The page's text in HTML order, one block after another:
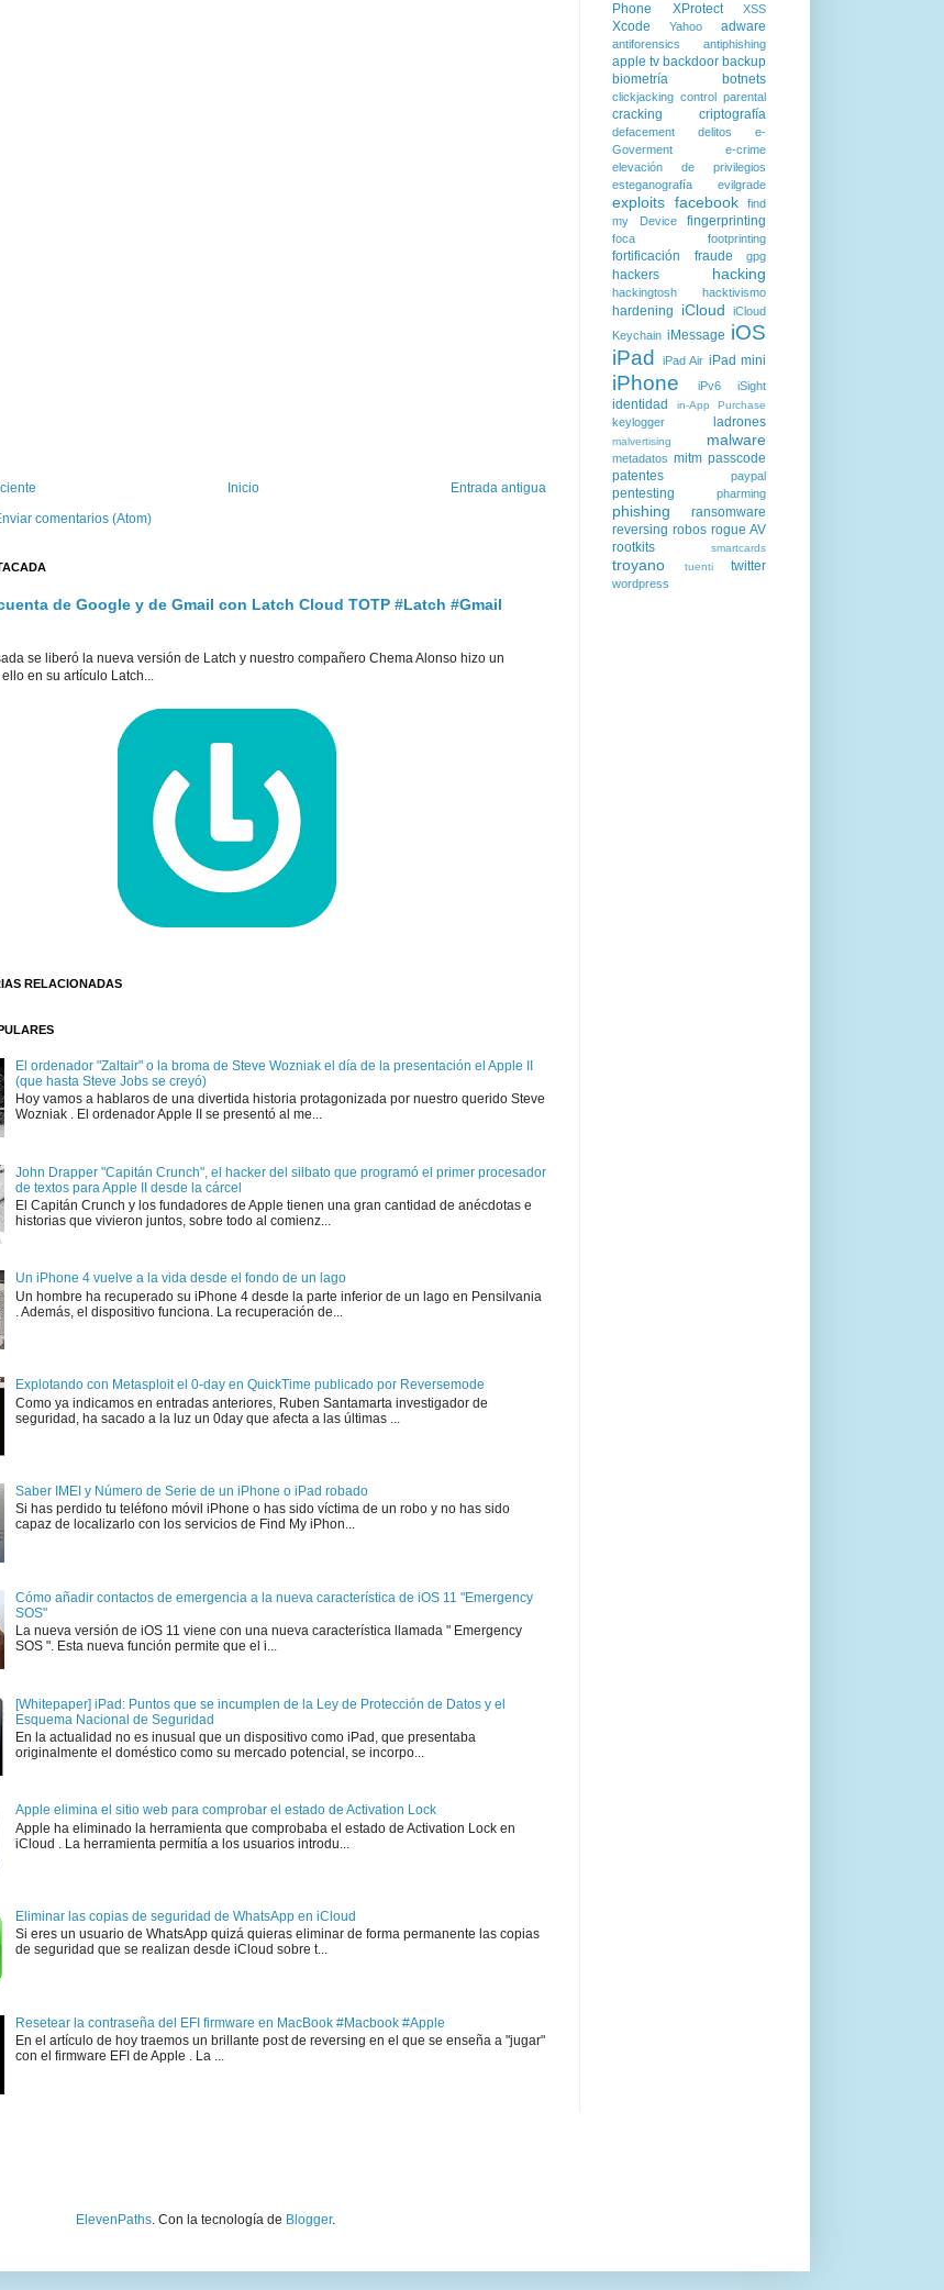
Entrada antigua
Inicio
comentarios (Atom)
de Google y de Gmail con Latch Cloud TOTP #Latch #Gmail
se liberó la nueva versión de Latch y nuestro compañero Chema Alonso hizo un
en su artículo Latch...
RELACIONADAS
El ordenador "Zaltair" o la broma de Steve Wozniak el día de la presentación el Apple II
(que hasta Steve Jobs se creyó)
Hoy vamos a hablaros de una divertida historia protagonizada por nuestro querido Steve
Wozniak . El ordenador Apple II se presentó al me...
John Drapper "Capitán Crunch", el hacker del silbato que programó el primer procesador
de textos para Apple II desde la cárcel
El Capitán Crunch y los fundadores de Apple tienen una gran cantidad de anécdotas e
historias que vivieron juntos, sobre todo al comienz...
Un iPhone 4 vuelve a la vida desde el fondo de un lago
Un hombre ha recuperado su iPhone 4 desde la parte inferior de un lago en Pensilvania
. Además, el dispositivo funciona. La recuperación de...
Explotando con Metasploit el 0-day en QuickTime publicado por Reversemode
Como ya indicamos en entradas anteriores, Ruben Santamarta investigador de
seguridad, ha sacado a la luz un 0day que afecta a las últimas ...
Saber IMEI y Número de Serie de un iPhone o iPad robado
Si has perdido tu teléfono móvil iPhone o has sido víctima de un robo y no has sido
capaz de localizarlo con los servicios de Find My iPhon...
Cómo añadir contactos de emergencia a la nueva característica de iOS 11 "Emergency
SOS"
La nueva versión de iOS 11 viene con una nueva característica llamada " Emergency
SOS ". Esta nueva función permite que el i...
[Whitepaper] iPad: Puntos que se incumplen de la Ley de Protección de Datos y el
Esquema Nacional de Seguridad
En la actualidad no es inusual que un dispositivo como iPad, que presentaba
originalmente el doméstico como su mercado potencial, se incorpo...
Apple elimina el sitio web para comprobar el estado de Activation Lock
Apple ha eliminado la herramienta que comprobaba el estado de Activation Lock en
iCloud . La herramienta permitía a los usuarios introdu...
Eliminar las copias de seguridad de WhatsApp en iCloud
Si eres un usuario de WhatsApp quizá quieras eliminar de forma permanente las copias
de seguridad que se realizan desde iCloud sobre t...
Resetear la contraseña del EFI firmware en MacBook #Macbook #Apple
En el artículo de hoy traemos un brillante post de reversing en el que se enseña a "jugar"
con el firmware EFI de Apple . La ...
Phone
XProtect XSS
Xcode Yahoo adware
antiforensics antiphishing
apple tv backdoor backup
biometría
botnets
clickjacking control parental
cracking criptografía
defacement delitos
e-
Goverment
e-crime
elevación de privilegios
esteganografía
evilgrade
exploits facebook
find
my Device
fingerprinting
foca footprinting
fortificación fraude gpg
hackers hacking
hackingtosh hacktivismo
hardening iCloud
iCloud
Keychain iMessage iOS
iPad
iPad Air iPad mini
iPhone iPv6 iSight
identidad in-App Purchase
keylogger ladrones
malvertising malware
metadatos mitm passcode
patentes
paypal
pentesting pharming
phishing
ransomware
reversing robos rogue AV
rootkits
smartcards
troyano tuenti twitter
wordpress
ElevenPaths. Con la tecnología de Blogger.